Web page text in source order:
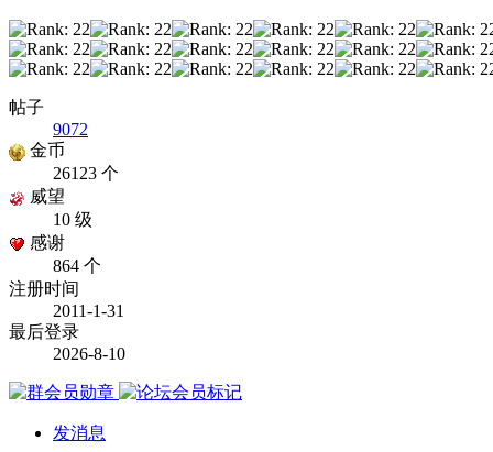
帖子
9072
金币
26123 个
威望
10 级
感谢
864 个
注册时间
2011-1-31
最后登录
2026-8-10
发消息